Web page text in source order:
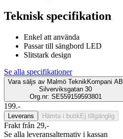
Teknisk specifikation
Enkel att använda
Passar till sängbord LED
Slitstark design
Se alla specifikationer
Vara säljs av Malmö TeknikKompani AB
Silverviksgatan 30
Org.nr: SE559159593801
199.-
Leverans Hämta i butik Ej tillgänglig
Frakt från 29,-
Se alla leveransalternativ i kassan